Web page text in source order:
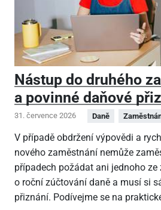
Nástup do druhého
a povinné daňové
31. července 2026 Daně
V případě obdržení výpovědi a
nového zaměstnání nemůže
případech požádat ani jednoho
o roční zúčtování daně a musí si
přiznání. Podívejme se na